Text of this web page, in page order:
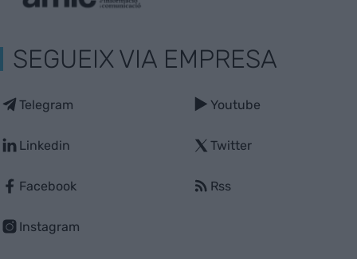
SEGUEIX VIA EMPRESA
Telegram
Linkedin
Facebook
Instagram
Youtube
Twitter
Rss